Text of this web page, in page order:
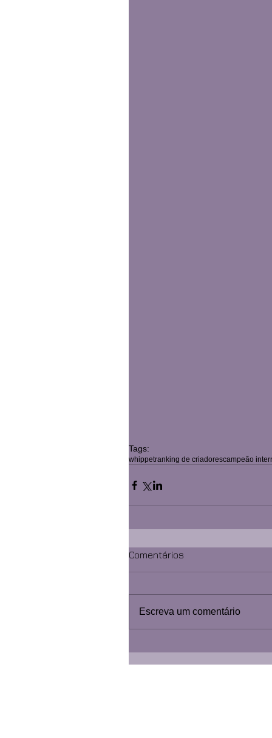
Tags:
whippetranking de criadorescampeão
Comentários
Escreva um comentário